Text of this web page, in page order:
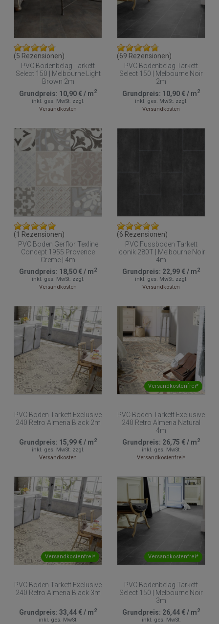
(5 Rezensionen)
PVC Bodenbelag Tarkett
Select 150 | Melbourne Light
Brown 2m
Grundpreis: 10,90 €/ m2
inkl. ges. MwSt. zzgl.
Versandkosten
(69 Rezensionen)
PVC Bodenbelag Tarkett
Select 150 | Melbourne Noir
2m
Grundpreis: 10,90 €/ m2
inkl. ges. MwSt. zzgl.
Versandkosten
(1 Rezensionen)
PVC Boden Gerflor Texline
Concept 1955 Provence
Creme | 4m
Grundpreis: 18,50 €/ m2
inkl. ges. MwSt. zzgl.
Versandkosten
(6 Rezensionen)
PVC Fussboden Tarkett
Iconik 280T | Melbourne Noir
4m
Grundpreis: 22,99 €/ m2
inkl. ges. MwSt. zzgl.
Versandkosten
PVC Boden Tarkett Exclusive
240 Retro Almeria Black 2m
Grundpreis: 15,99 €/ m2
inkl. ges. MwSt. zzgl.
Versandkosten
Versandkostenfrei*
PVC Boden Tarkett Exclusive
240 Retro Almeria Natural
4m
Grundpreis: 26,75 €/ m2
inkl. ges. MwSt.
Versandkostenfrei*
Versandkostenfrei*
PVC Boden Tarkett Exclusive
240 Retro Almeria Black 3m
Grundpreis: 33,44 €/ m2
inkl. ges. MwSt.
Versandkostenfrei*
PVC Bodenbelag Tarkett
Select 150 | Melbourne Noir
3m
Grundpreis: 26,44 €/ m2
inkl. ges. MwSt.